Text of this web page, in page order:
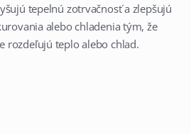
tepelnú zotrvačnosť a zlepšujú
alebo chladenia tým, že
rozdeľujú teplo alebo chlad.